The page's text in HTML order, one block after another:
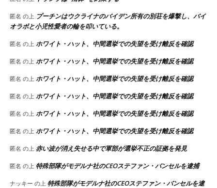
匿名 の上 プーチンはウクライナのバイデン所有の別荘を爆撃し、バイ
オラボと小児性愛者の輪を叩いている。
匿名 の上 ホワイト・ハット、中間選挙での失望を受け離反を確認
匿名 の上 ホワイト・ハット、中間選挙での失望を受け離反を確認
匿名 の上 ホワイト・ハット、中間選挙での失望を受け離反を確認
匿名 の上 ホワイト・ハット、中間選挙での失望を受け離反を確認
匿名 の上 ホワイト・ハット、中間選挙での失望を受け離反を確認
匿名 の上 ホワイト・ハット、中間選挙での失望を受け離反を確認
匿名 の上 赤い波が消え失せる中で軍部が選挙不正の証拠を発見
匿名 の上 特殊部隊がモデルナ社のCEOステファン・バンセルを逮捕
ナッキー の上 特殊部隊がモデルナ社のCEOステファン・バンセルを逮